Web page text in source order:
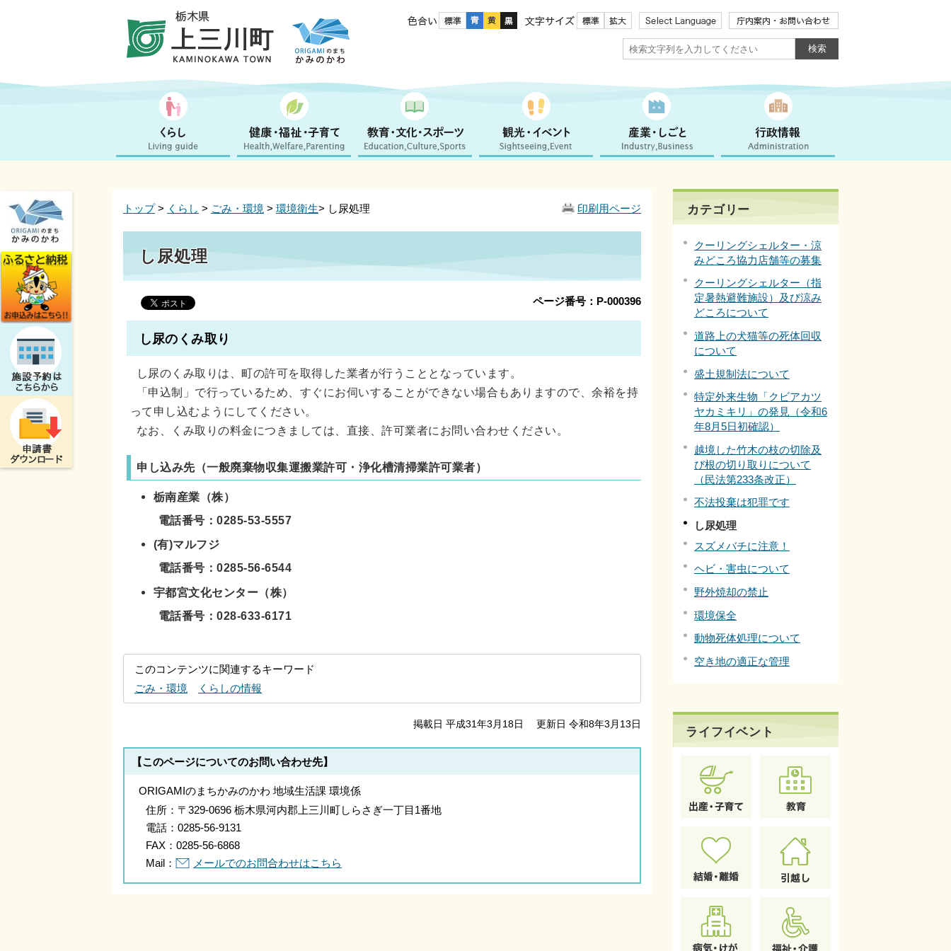
色合い 文字サイズ
印刷用ページ
トップ> くらし > ごみ・環境 > 環境衛生> し尿処理
し尿処理
ページ番号：P-000396
し尿のくみ取り
し尿のくみ取りは、町の許可を取得した業者が行うこととなっています。
「申込制」で行っているため、すぐにお伺いすることができない場合もありますので、余裕を持
って申し込むようにしてください。
なお、くみ取りの料金につきましては、直接、許可業者にお問い合わせください。
申し込み先（一般廃棄物収集運搬業許可・浄化槽清掃業許可業者）
栃南産業（株）
電話番号：0285-53-5557
(有)マルフジ
電話番号：0285-56-6544
宇都宮文化センター（株）
電話番号：028-633-6171
このコンテンツに関連するキーワード
ごみ・環境
くらしの情報
掲載日 平成31年3月18日 更新日 令和8年3月13日
【このページについてのお問い合わせ先】
ORIGAMIのまちかみのかわ 地域生活課 環境係
住所： 〒329-0696 栃木県河内郡上三川町しらさぎ一丁目1番地
電話： 0285-56-9131
FAX： 0285-56-6868
Mail：
メールでのお問合わせはこちら
カテゴリー
クーリングシェルター・涼
みどころ協力店舗等の募集
クーリングシェルター（指
定暑熱避難施設）及び涼み
どころについて
道路上の犬猫等の死体回収
について
盛土規制法について
特定外来生物「クビアカツ
ヤカミキリ」の発見（令和6
年8月5日初確認）
越境した竹木の枝の切除及
び根の切り取りについて
（民法第233条改正）
不法投棄は犯罪です
し尿処理
スズメバチに注意！
ヘビ・害虫について
野外焼却の禁止
環境保全
動物死体処理について
空き地の適正な管理
ライフイベント